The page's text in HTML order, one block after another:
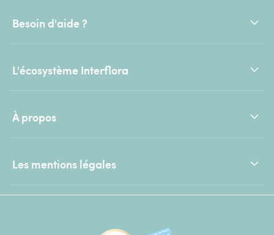
Besoin d'aide ?
L'écosystème Interflora
À propos
Les mentions légales